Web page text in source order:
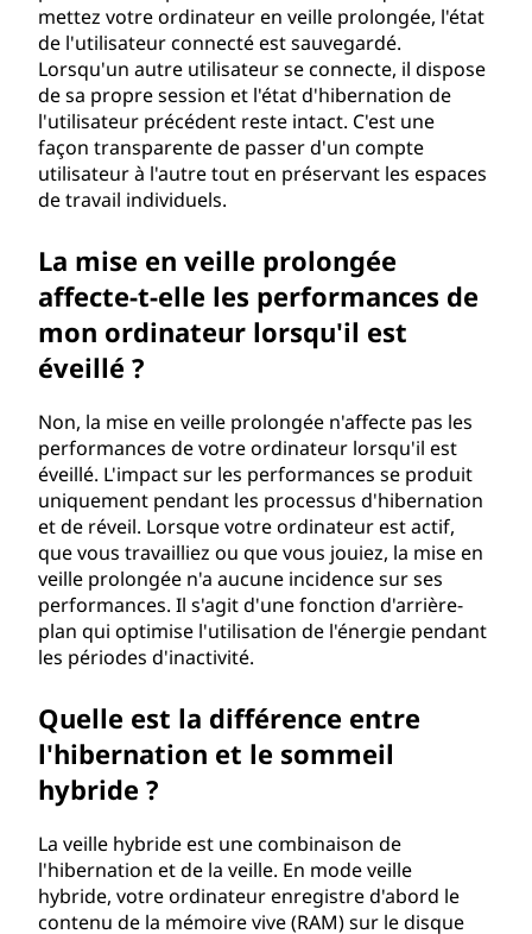
mettez votre ordinateur en veille prolongée, l'état
de l'utilisateur connecté est sauvegardé.
Lorsqu'un autre utilisateur se connecte, il dispose
de sa propre session et l'état d'hibernation de
l'utilisateur précédent reste intact. C'est une
façon transparente de passer d'un compte
utilisateur à l'autre tout en préservant les espaces
de travail individuels.
La mise en veille prolongée
affecte-t-elle les performances de
mon ordinateur lorsqu'il est
éveillé ?
Non, la mise en veille prolongée n'affecte pas les
performances de votre ordinateur lorsqu'il est
éveillé. L'impact sur les performances se produit
uniquement pendant les processus d'hibernation
et de réveil. Lorsque votre ordinateur est actif,
que vous travailliez ou que vous jouiez, la mise en
veille prolongée n'a aucune incidence sur ses
performances. Il s'agit d'une fonction d'arrière-
plan qui optimise l'utilisation de l'énergie pendant
les périodes d'inactivité.
Quelle est la différence entre
l'hibernation et le sommeil
hybride ?
La veille hybride est une combinaison de
l'hibernation et de la veille. En mode veille
hybride, votre ordinateur enregistre d'abord le
contenu de la mémoire vive (RAM) sur le disque